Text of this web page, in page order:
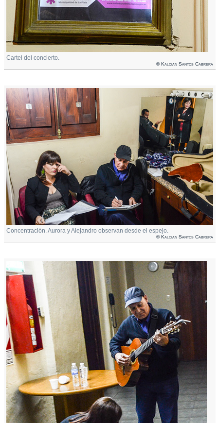
Cartel del concierto.
© Kaloian Santos Cabrera
Concentración. Aurora y Alejandro observan desde el espejo.
© Kaloian Santos Cabrera